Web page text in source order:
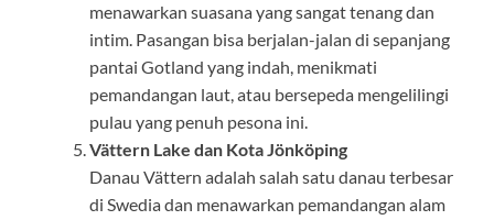
menawarkan suasana yang sangat tenang dan
intim. Pasangan bisa berjalan-jalan di sepanjang
pantai Gotland yang indah, menikmati
pemandangan laut, atau bersepeda mengelilingi
pulau yang penuh pesona ini.
Vättern Lake dan Kota Jönköping
Danau Vättern adalah salah satu danau terbesar
di Swedia dan menawarkan pemandangan alam